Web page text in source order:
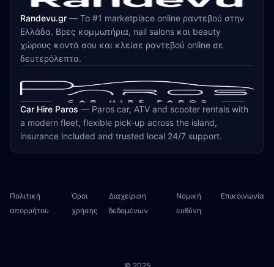
Randevu.gr — Το #1 marketplace online ραντεβού στην
Ελλάδα. Βρες κομμωτήρια, nail salons και beauty
χώρους κοντά σου και κλείσε ραντεβού online σε
δευτερόλεπτα.
Car Hire Paros — Paros car, ATV and scooter rentals with
a modern fleet, flexible pick-up across the island,
insurance included and trusted local 24/7 support.
Πολιτική
απορρήτου
Όροι
χρήσης
Διαχείριση
δεδομένων
Νομική
ευθύνη
Επικοινωνία